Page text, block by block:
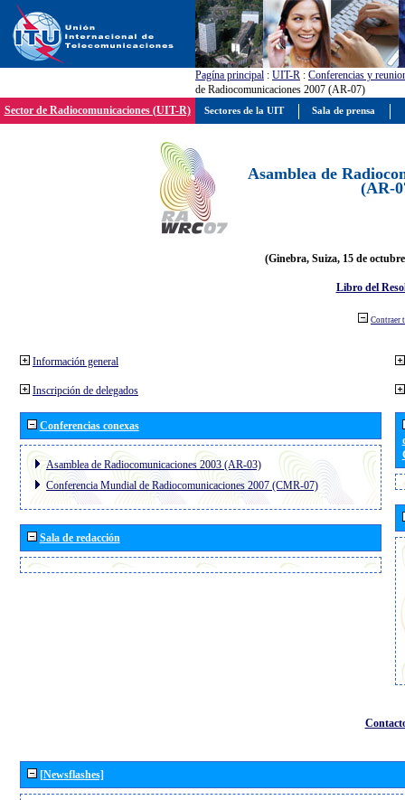
Pagína principal : UIT-R : Conferencias y
de Radiocomunicaciones 2007 (AR-07)
Sector de Radiocomunicaciones (UIT-R)
Asamblea de
(AR-
(Ginebra, Suiza, 15 de
Libro del
Contraer
Información general
Inscripción de delegados
Conferencias conexas
Asamblea de Radiocomunicaciones 2003 (AR-03)
Conferencia Mundial de Radiocomunicaciones 2007 (CMR-07)
Sala de redacción
[Newsflashes]
Sectores de la UIT Sala de prensa